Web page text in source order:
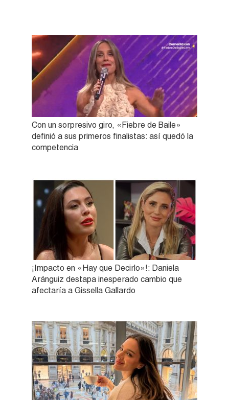
Con un sorpresivo giro, «Fiebre de Baile»
definió a sus primeros finalistas: así quedó la
competencia
¡Impacto en «Hay que Decirlo»!: Daniela
Aránguiz destapa inesperado cambio que
afectaría a Gissella Gallardo